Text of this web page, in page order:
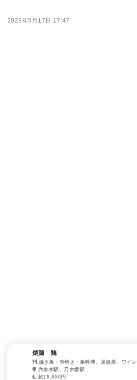
2023年5月17日 17:47
焼鶏 鶉
焼き鳥・串焼き・鳥料理、居酒屋、ワイン
六本木駅、乃木坂駅
約15,000円